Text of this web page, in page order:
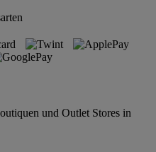
und Outlet Stores in